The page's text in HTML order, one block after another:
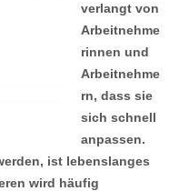
verlangt von
Arbeitnehme
rinnen und
Arbeitnehme
rn, dass sie
sich schnell
anpassen.
ist lebenslanges
wird häufig